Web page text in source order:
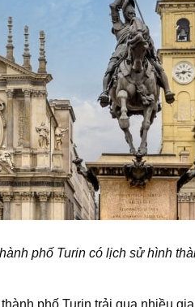
phố Turin có lịch sử hình
phố Turin trải qua nhiều